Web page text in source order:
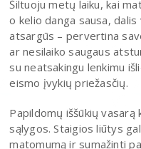
Šiltuoju metų laiku, kai
o kelio danga sausa,
atsargūs – pervertina
ar nesilaiko saugaus
su neatsakingu lenkimu
eismo įvykių priežasčių.
Papildomų iššūkių vasarą
sąlygos. Staigios liūtys
matomumą ir sumažinti